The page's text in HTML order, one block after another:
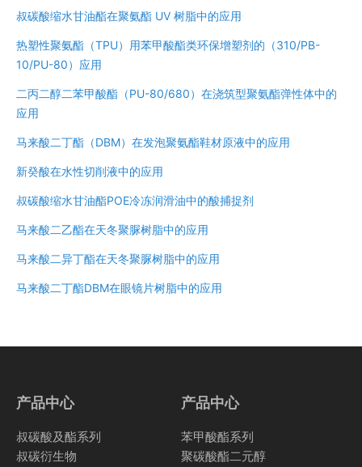
叔碳酸缩水甘油酯在聚氨酯 UV 树脂中的应用
热塑性聚氨酯（TPU）用苯甲酸酯类环保增塑剂的（310/PB-
10/PU-80）应用
二丙二醇二苯甲酸酯（PU-80/680）在浇筑型聚氨酯弹性体中的
应用
马来酸二丁酯（DBM）在发泡聚氨酯鞋材原液中的应用
新癸酸在水性切削液中的应用
叔碳酸缩水甘油酯POE冷冻润滑油中的酸捕捉剂
马来酸二乙酯在天冬聚脲树脂中的应用
马来酸二异丁酯在天冬聚脲树脂中的应用
马来酸二丁酯DBM在眼镜片树脂中的应用
产品中心
叔碳酸及酯系列
叔碳衍生物
产品中心
苯甲酸酯系列
聚碳酸酯二元醇